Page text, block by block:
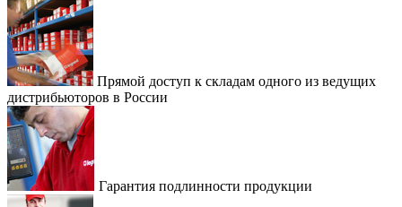
Прямой доступ к складам одного из ведущих
дистрибьюторов в России
Гарантия подлинности продукции